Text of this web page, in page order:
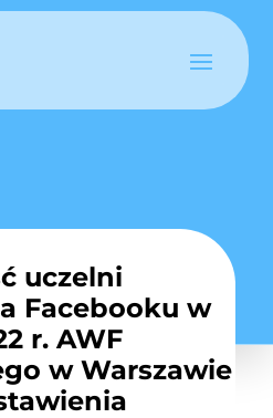
uczelni
Facebooku w
r. AWF
w Warszawie